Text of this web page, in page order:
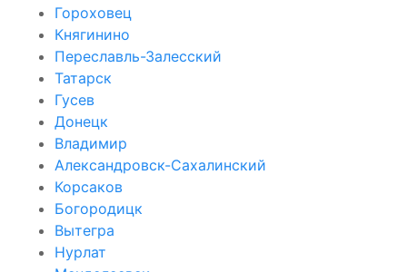
Гороховец
Княгинино
Переславль-Залесский
Татарск
Гусев
Донецк
Владимир
Александровск-Сахалинский
Корсаков
Богородицк
Вытегра
Нурлат